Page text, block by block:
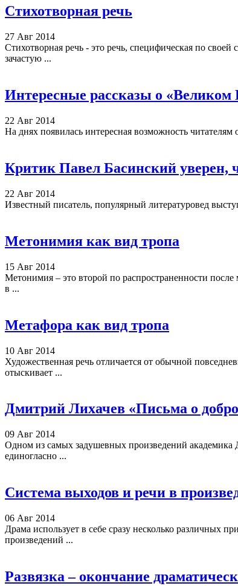
Стихотворная речь
27 Авг 2014
Стихотворная речь - это речь, специфическая по
зачастую ...
Интересные рассказы о «Великом
22 Авг 2014
На днях появилась интересная возможность
Критик Павел Басинский уверен,
22 Авг 2014
Известный писатель, популярный литературовед
Метонимия как вид тропа
15 Авг 2014
Метонимия – это второй по распространенности
в ...
Метафора как вид тропа
10 Авг 2014
Художественная речь отличается от обычной
отыскивает ...
Дмитрий Лихачев «Письма о
09 Авг 2014
Одном из самых задушевных произведений академика
единогласно ...
Система выходов и речи в
06 Авг 2014
Драма использует в себе сразу несколько различных
произведений ...
Развязка – окончание